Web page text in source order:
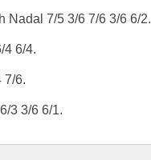
Nadal 7/5 3/6 7/6 3/6 6/2.
4 6/4.
7/6.
3 3/6 6/1.